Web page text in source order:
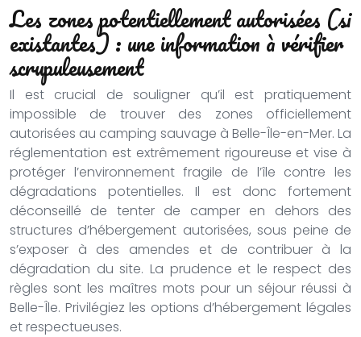
Les zones potentiellement autorisées (si
existantes) : une information à vérifier
scrupuleusement
Il est crucial de souligner qu’il est pratiquement
impossible de trouver des zones officiellement
autorisées au camping sauvage à Belle-Île-en-Mer. La
réglementation est extrêmement rigoureuse et vise à
protéger l’environnement fragile de l’île contre les
dégradations potentielles. Il est donc fortement
déconseillé de tenter de camper en dehors des
structures d’hébergement autorisées, sous peine de
s’exposer à des amendes et de contribuer à la
dégradation du site. La prudence et le respect des
règles sont les maîtres mots pour un séjour réussi à
Belle-Île. Privilégiez les options d’hébergement légales
et respectueuses.